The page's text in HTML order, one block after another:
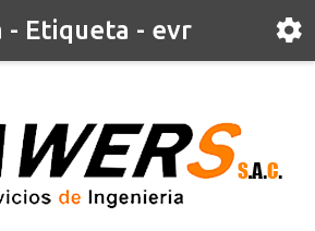
- Etiqueta - evr